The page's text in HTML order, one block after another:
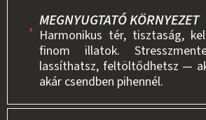
MEGNYUGTATÓ KÖRNYEZET
Harmonikus tér, tisztaság,
finom illatok.
lassíthatsz, feltöltődhetsz —
akár csendben pihennél.